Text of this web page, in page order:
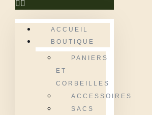
ACCUEIL
BOUTIQUE
PANIERS
ET
CORBEILLES
ACCESSOIRES
SACS